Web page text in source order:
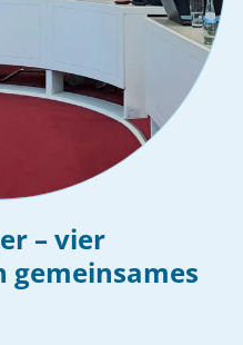
– vier
gemeinsames